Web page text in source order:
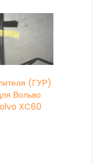
(ГУР)
Вольво
XC60